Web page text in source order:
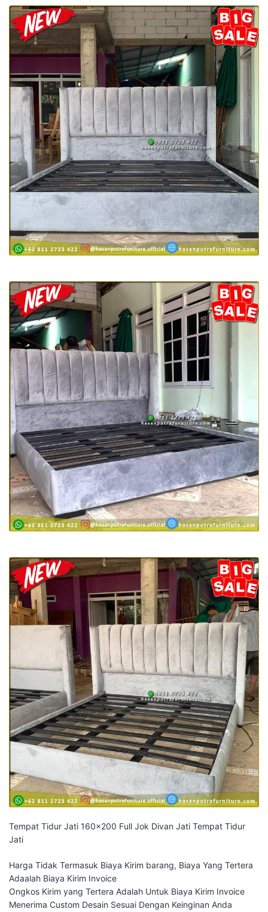
Tempat Tidur Jati 160×200 Full Jok Divan Jati Tempat Tidur
Jati
Harga Tidak Termasuk Biaya Kirim barang, Biaya Yang Tertera
Adaalah Biaya Kirim Invoice
Ongkos Kirim yang Tertera Adalah Untuk Biaya Kirim Invoice
Menerima Custom Desain Sesuai Dengan Keinginan Anda